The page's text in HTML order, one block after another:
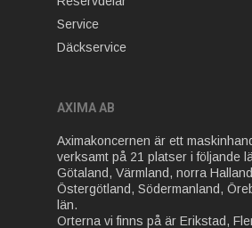
Service
Däckservice
AXIMA AB
Aximakoncernen är ett
verksamt på 21 platser i följande
Götaland, Värmland, norra
Östergötland, Södermanland,
län.
Orterna vi finns på är Erikstad,